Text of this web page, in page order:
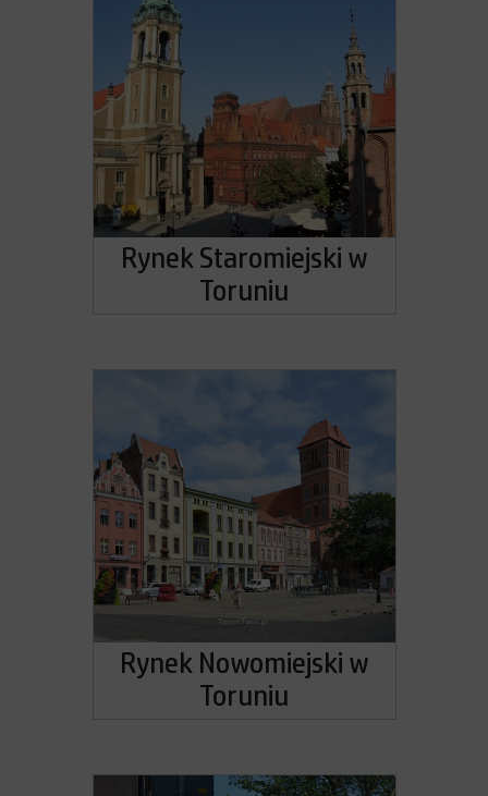
Rynek Staromiejski w
Toruniu
Rynek Nowomiejski w
Toruniu